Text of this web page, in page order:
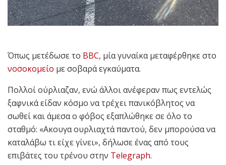
Όπως μετέδωσε το BBC, μία γυναίκα μεταφέρθηκε στο
νοσοκομείο με σοβαρά εγκαύματα.
Πολλοί ούρλιαζαν, ενώ άλλοι ανέφεραν πως εντελώς
ξαφνικά είδαν κόσμο να τρέχει πανικόβλητος να
σωθεί και άμεσα ο φόβος εξαπλώθηκε σε όλο το
σταθμό: «Ακουγα ουρλιαχτά παντού, δεν μπορούσα να
καταλάβω τι είχε γίνει», δήλωσε ένας από τους
επιβάτες του τρένου στην Telegraph.